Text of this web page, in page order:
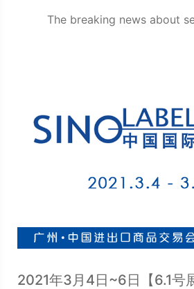
The breaking news about
2021年3月4日~6日【6.1号